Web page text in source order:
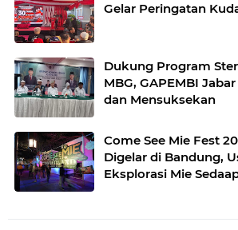
Gelar Peringatan
Dukung Program
MBG, GAPEMBI
dan Mensuksekan
Come See Mie Fest
Digelar di Bandung,
Eksplorasi Mie